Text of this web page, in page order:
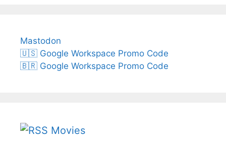
Mastodon
🇺🇸 Google Workspace Promo Code
🇧🇷 Google Workspace Promo Code
Movies